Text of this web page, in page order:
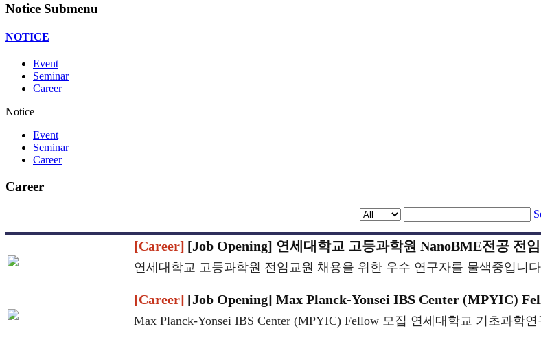
Notice Submenu
NOTICE
Event
Seminar
Career
Notice
Event
Seminar
Career
Career
[Career] [Job Opening] 연세대학교 고등과학원 NanoBME전공 전
연세대학교 고등과학원 전임교원 채용을 위한 우수 연구자를 물색중입니
[Career] [Job Opening] Max Planck-Yonsei IBS Center (MPYIC)
Max Planck-Yonsei IBS Center (MPYIC) Fellow 모집 연세대학교 기초과학